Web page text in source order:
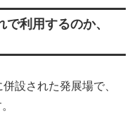
利用するのか、
設された発展場で、